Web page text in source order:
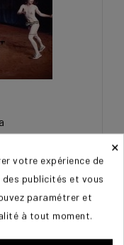
×
votre expérience de
des publicités et vous
paramétrer et
à tout moment.